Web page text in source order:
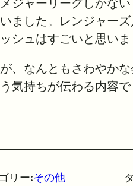
ました。レンジャー
シュはすごいと思いま
、なんともさわやか
気持ちが伝わる内容で
リー:その他